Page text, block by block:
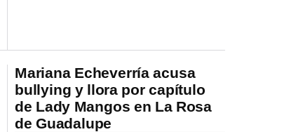
Mariana Echeverría acusa
bullying y llora por capítulo
de Lady Mangos en La Rosa
de Guadalupe